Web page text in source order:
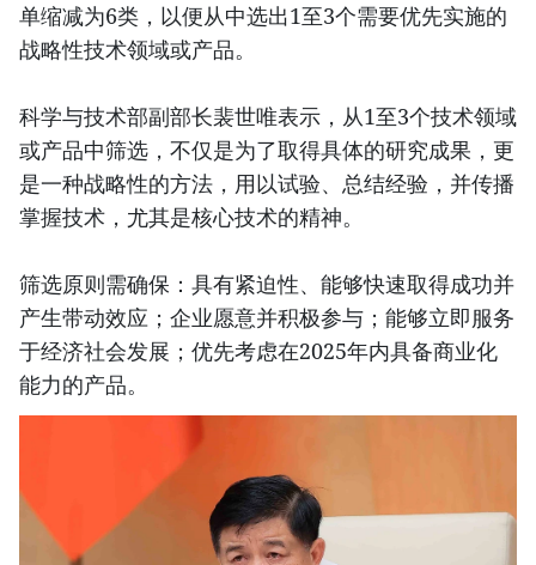
单缩减为6类，以便从中选出1至3个需要优先实施的
战略性技术领域或产品。
科学与技术部副部长裴世唯表示，从1至3个技术领域
或产品中筛选，不仅是为了取得具体的研究成果，更
是一种战略性的方法，用以试验、总结经验，并传播
掌握技术，尤其是核心技术的精神。
筛选原则需确保：具有紧迫性、能够快速取得成功并
产生带动效应；企业愿意并积极参与；能够立即服务
于经济社会发展；优先考虑在2025年内具备商业化
能力的产品。